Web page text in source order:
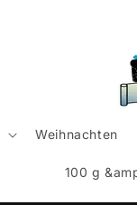
Weihnachten
100 g